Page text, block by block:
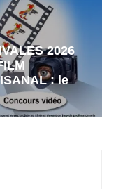
2026
: le